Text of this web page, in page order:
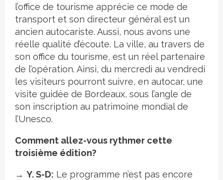
l’office de tourisme apprécie ce mode de
transport et son directeur général est un
ancien autocariste. Aussi, nous avons une
réelle qualité d’écoute. La ville, au travers de
son office du tourisme, est un réel partenaire
de l’opération. Ainsi, du mercredi au vendredi
les visiteurs pourront suivre, en autocar, une
visite guidée de Bordeaux, sous l’angle de
son inscription au patrimoine mondial de
l’Unesco.
Comment allez-vous rythmer cette
troisième édition?
→ Y. S-D: Le programme n’est pas encore